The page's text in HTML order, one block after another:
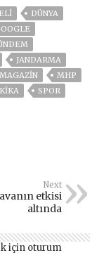
DÜNYA
JANDARMA
MAGAZİN
MHP
SPOR
Next
etkisi
altında
için oturum